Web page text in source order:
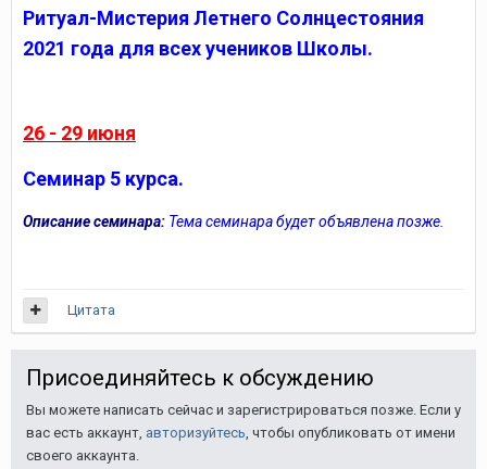
Ритуал-Мистерия Летнего Солнцестояния
2021 года для всех учеников Школы.
26 - 29 июня
Семинар 5 курса.
Описание семинара: Тема семинара будет объявлена позже.
Цитата
Присоединяйтесь к обсуждению
Вы можете написать сейчас и зарегистрироваться позже. Если у
вас есть аккаунт, авторизуйтесь , чтобы опубликовать от имени
своего аккаунта.